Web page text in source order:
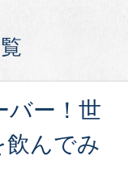
バー！世
飲んでみ